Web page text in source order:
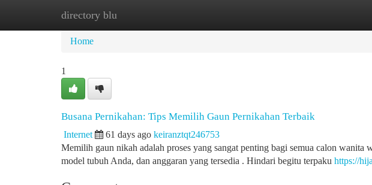
directory blu
Home
Home
1
Busana Pernikahan: Tips Memilih Gaun Pernikahan Terbaik
Internet 61 days ago keiranztqt246753
Memilih gaun nikah adalah proses yang sangat penting bagi semua calon
model tubuh Anda, dan anggaran yang tersedia . Hindari begitu terpaku https://